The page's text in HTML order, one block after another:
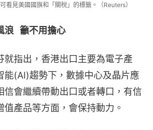
看見美國國旗和「關稅」的標籤。（Reuters）
浪   籲不用擔心
就指出，香港出口主要為電子產
能(AI)趨勢下，數據中心及晶片應
信會繼續帶動出口或者轉口，有信
值產品等方面，會保持動力。